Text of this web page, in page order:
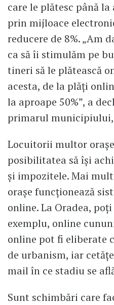
care le plătesc până
prin mijloace
reducere de 8%. „Am
ca să îi stimulăm pe
tineri să le plătească
acesta, de la plăți
la aproape 50%”, a
primarul
Locuitorii multor
posibilitatea să își
și impozitele. Mai
orașe funcționează
online. La Oradea,
exemplu, online
online pot fi eliberate
de urbanism, iar
mail în ce stadiu se
Sunt schimbări care